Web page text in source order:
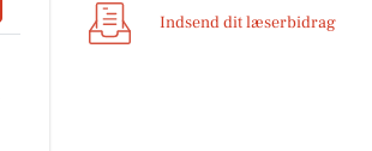
Indsend dit læserbidrag